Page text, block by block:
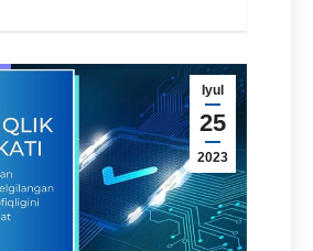
Iyul
25
2023